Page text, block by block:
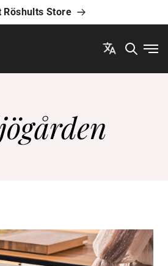
Röshults Store